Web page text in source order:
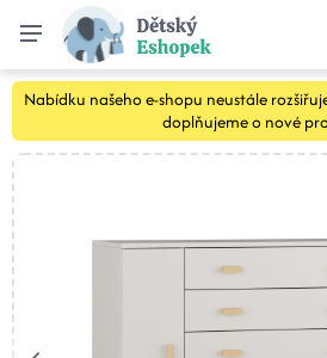
Nabídku našeho e-shopu neustále
doplňujeme o nové